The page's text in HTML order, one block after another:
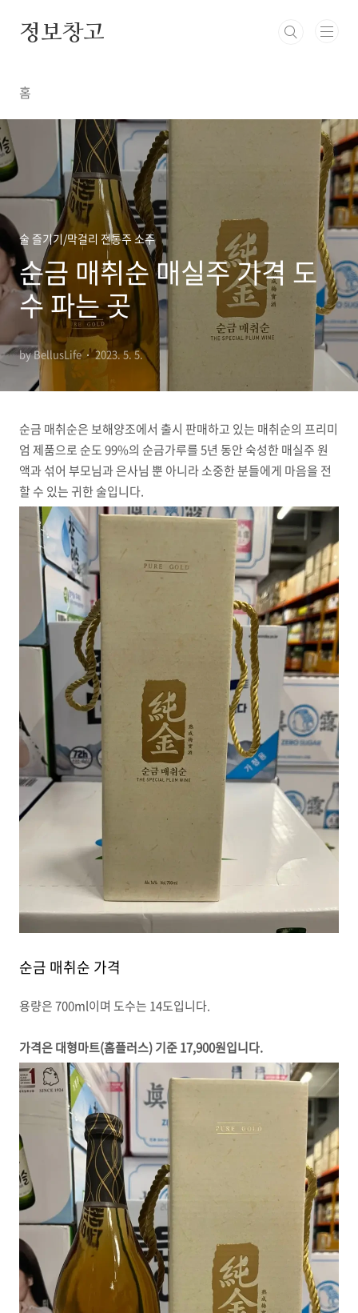
정보창고
홈
술 즐기기/막걸리 전통주 소주
순금 매취순 매실주 가격 도
수 파는 곳
by BellusLife 2023. 5. 5.
순금 매취순은 보해양조에서 출시 판매하고 있는 매취순의 프리미
엄 제품으로 순도 99%의 순금가루를 5년 동안 숙성한 매실주 원
액과 섞어 부모님과 은사님 뿐 아니라 소중한 분들에게 마음을 전
할 수 있는 귀한 술입니다.
순금 매취순 가격
용량은 700ml이며 도수는 14도입니다.
가격은 대형마트(홈플러스) 기준 17,900원입니다.